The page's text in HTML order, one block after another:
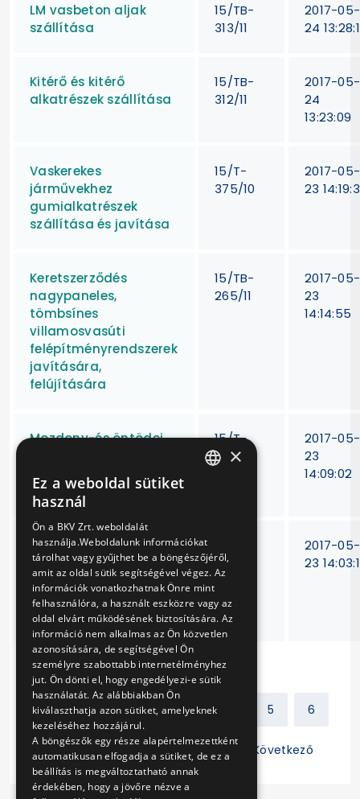
LM vasbeton aljak
szállítása
15/TB-
313/11
2017-05-
24
Kitérő és kitérő
alkatrészek szállítása
15/TB-
312/11
2017-05-
24
13:23:09
Vaskerekes
járművekhez
gumialkatrészek
szállítása és javítása
15/T-
375/10
2017-05-
23
Keretszerződés
nagypaneles,
tömbsínes
villamosvasúti
felépítményrendszerek
javítására,
felújítására
15/TB-
265/11
2017-05-
23
14:14:55
Mozdony-és öntödei
fuvarozása, terítése,
tároló ládák takarítás
15/T-
95/11
2017-05-
23
14:09:02
Renault és Mercedes
gépjárművek (3,5
tonna felett)
karbantartása,
javítása
57/11
2017-05-
23
Előző 1 2 3 5 6
10 Következő
×
Ez a weboldal sütiket
használ
Ön a BKV Zrt. weboldalát
használja.Weboldalunk információkat
tárolhat vagy gyűjthet be a böngészőjéről,
amit az oldal sütik segítségével végez. Az
információk vonatkozhatnak Önre mint
felhasználóra, a használt eszközre vagy az
oldal elvárt működésének biztosítására. Az
információ nem alkalmas az Ön közvetlen
azonosítására, de segítségével Ön
személyre szabottabb internetélményhez
jut. Ön dönti el, hogy engedélyezi-e sütik
használatát. Az alábbiakban Ön
kiválaszthatja azon sütiket, amelyeknek
kezeléséhez hozzájárul.
A böngészők egy része alapértelmezettként
automatikusan elfogadja a sütiket, de ez a
beállítás is megváltoztatható annak
érdekében, hogy a jövőre nézve a